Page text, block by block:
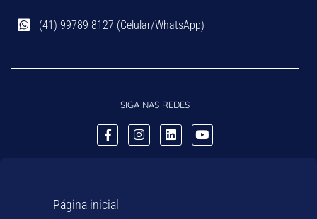
(41) 99789-8127 (Celular/WhatsApp)
SIGA NAS REDES
Página inicial